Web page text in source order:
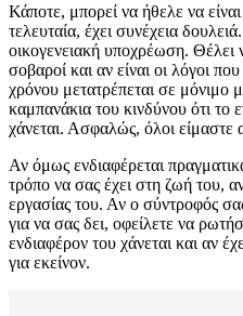
Κάποτε, μπορεί να ήθελε να
τελευταία, έχει συνέχεια
οικογενειακή υποχρέωση.
σοβαροί και αν είναι οι λόγοι
χρόνου μετατρέπεται σε μόνιμο
καμπανάκια του κινδύνου ότι το
χάνεται. Ασφαλώς, όλοι είμαστε
Αν όμως ενδιαφέρεται
τρόπο να σας έχει στη ζωή του,
εργασίας του. Αν ο σύντροφός
για να σας δει, οφείλετε να
ενδιαφέρον του χάνεται και αν
για εκείνον.